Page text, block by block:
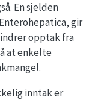
En sjelden
gir
opptak fra
at enkelte
inntak er